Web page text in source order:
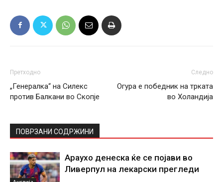
Претходно
„Генералка“ на Силекс
против Балкани во Скопје
Следно
Огура е победник на трката
во Холандија
ПОВРЗАНИ СОДРЖИНИ
Араухо денеска ќе се појави во
Ливерпул на лекарски прегледи